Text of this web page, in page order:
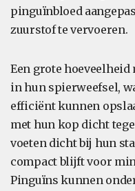
pinguïnbloed
zuurstof te vervoeren.
Een grote
in hun spierweefsel,
efficiënt kunnen
met hun kop dicht
voeten dicht bij hun
compact blijft voor
Pinguïns kunnen